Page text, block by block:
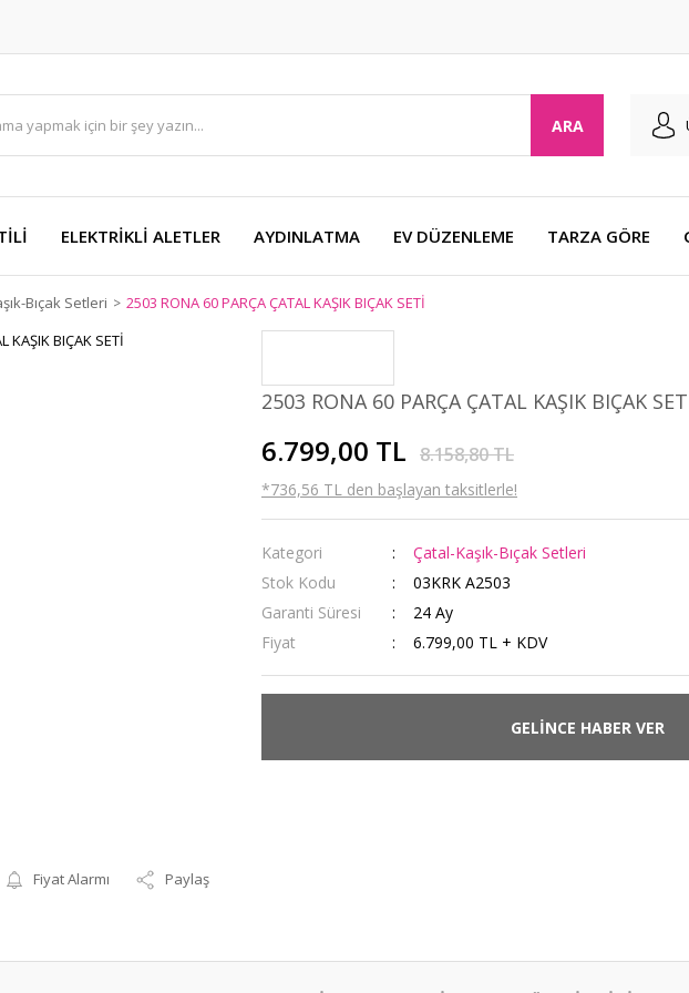
ARA
ELEKTRİKLİ ALETLER AYDINLATMA EV DÜZENLEME TARZA GÖRE
Bıçak Setleri 2503 RONA 60 PARÇA ÇATAL KAŞIK BIÇAK SETİ
Fiyat Alarmı Paylaş
2503 RONA 60 PARÇA ÇATAL KAŞIK BIÇAK
6.799,00 TL 8.158,80 TL
*736,56 TL den başlayan taksitlerle!
Kategori
Çatal-Kaşık-Bıçak Setleri
Stok Kodu
03KRK A2503
Garanti Süresi
24 Ay
Fiyat
6.799,00 TL + KDV
GELİNCE HABER VER